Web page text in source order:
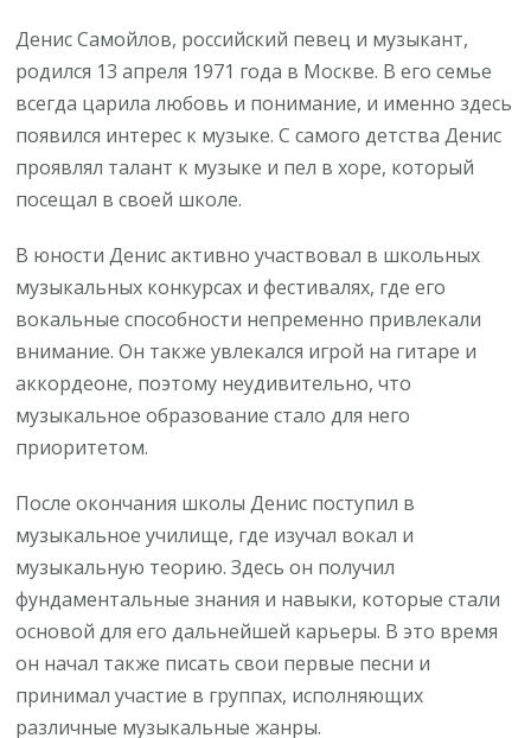
Денис Самойлов, российский певец и музыкант,
родился 13 апреля 1971 года в Москве. В его семье
всегда царила любовь и понимание, и именно здесь
появился интерес к музыке. С самого детства Денис
проявлял талант к музыке и пел в хоре, который
посещал в своей школе.
В юности Денис активно участвовал в школьных
музыкальных конкурсах и фестивалях, где его
вокальные способности непременно привлекали
внимание. Он также увлекался игрой на гитаре и
аккордеоне, поэтому неудивительно, что
музыкальное образование стало для него
приоритетом.
После окончания школы Денис поступил в
музыкальное училище, где изучал вокал и
музыкальную теорию. Здесь он получил
фундаментальные знания и навыки, которые стали
основой для его дальнейшей карьеры. В это время
он начал также писать свои первые песни и
принимал участие в группах, исполняющих
различные музыкальные жанры.